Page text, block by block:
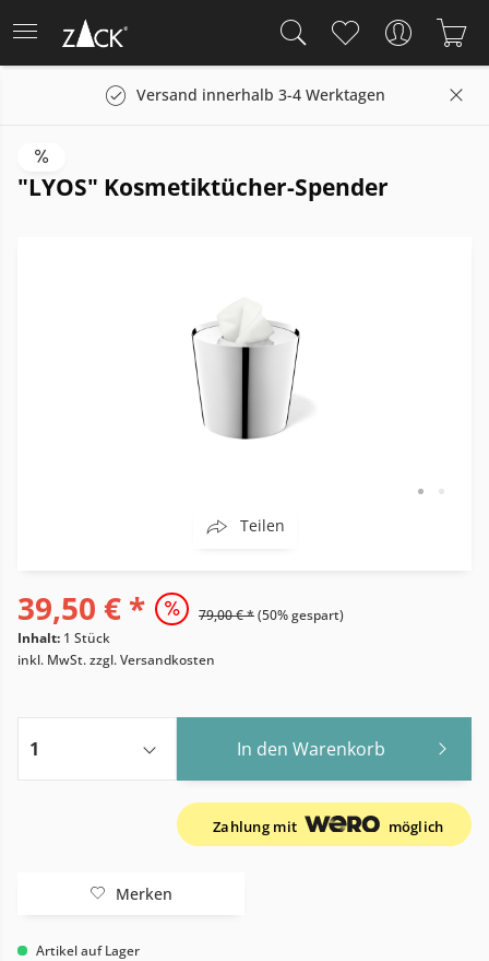
Versand innerhalb 3-4 Werktagen
"LYOS" Kosmetiktücher-Spender
Teilen
39,50 € * 79,00 € *(50% gespart)
Inhalt: 1 Stück
inkl. MwSt.zzgl. Versandkosten
In den Warenkorb
Zahlung mit möglich
Merken
Artikel auf Lager